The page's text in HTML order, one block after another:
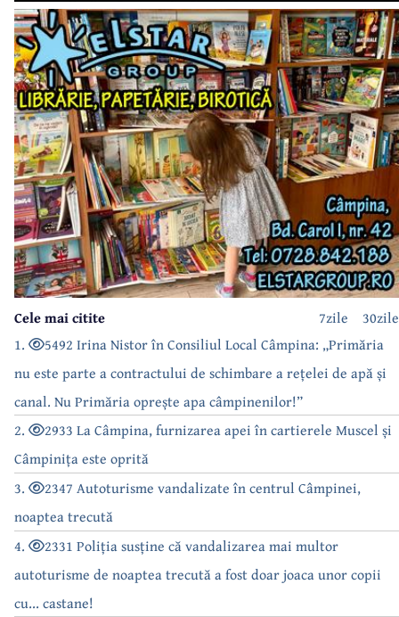
30zile
7zile
Cele mai citite
1.
5492 Irina Nistor în Consiliul Local Câmpina: „Primăria
nu este parte a contractului de schimbare a rețelei de apă și
canal. Nu Primăria oprește apa câmpinenilor!”
2.
2933 La Câmpina, furnizarea apei în cartierele Muscel și
Câmpinița este oprită
3.
2347 Autoturisme vandalizate în centrul Câmpinei,
noaptea trecută
4.
2331 Poliția susține că vandalizarea mai multor
autoturisme de noaptea trecută a fost doar joaca unor copii
cu... castane!